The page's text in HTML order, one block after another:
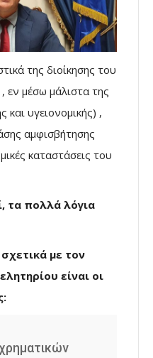
της διοίκησης του
εν μέσω μάλιστα της
και υγειονομικής) ,
αμφισβήτησης
καταστάσεις του
τα πολλά λόγια
με τον
είναι οι